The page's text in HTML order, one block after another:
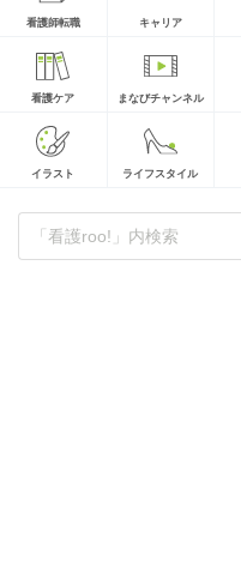
看護師転職 キャリア
看護ケア まなびチャンネル
イラスト ライフスタイル